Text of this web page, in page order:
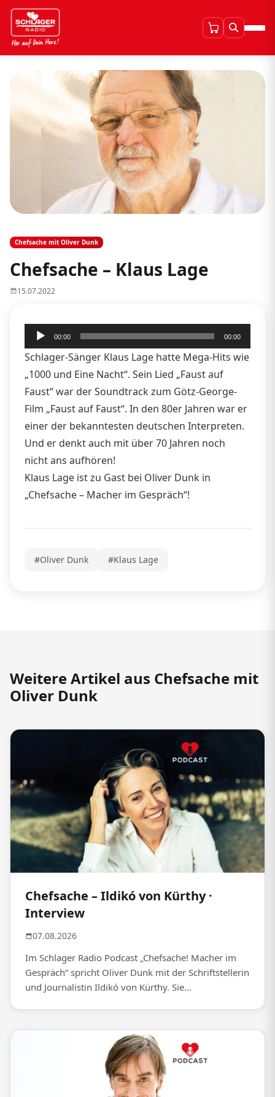
Chefsache mit Oliver Dunk
Chefsache – Klaus Lage
15.07.2022
Audio-
Player
00:00 00:00
Schlager-Sänger Klaus Lage hatte Mega-Hits wie
„1000 und Eine Nacht“. Sein Lied „Faust auf
Faust“ war der Soundtrack zum Götz-George-
Film „Faust auf Faust“. In den 80er Jahren war er
einer der bekanntesten deutschen Interpreten.
Und er denkt auch mit über 70 Jahren noch
nicht ans aufhören!
Klaus Lage ist zu Gast bei Oliver Dunk in
„Chefsache – Macher im Gespräch“!
#Oliver Dunk #Klaus Lage
Weitere Artikel aus Chefsache mit
Oliver Dunk
Chefsache – Ildikó von Kürthy ·
Interview
07.08.2026
Im Schlager Radio Podcast „Chefsache! Macher im
Gespräch“ spricht Oliver Dunk mit der Schriftstellerin
und Journalistin Ildikó von Kürthy. Sie...